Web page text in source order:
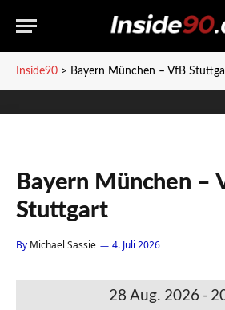
Inside90 > Bayern München – VfB
Bayern München –
Stuttgart
By Michael Sassie 4. Juli 2026
28 Aug. 2026 -